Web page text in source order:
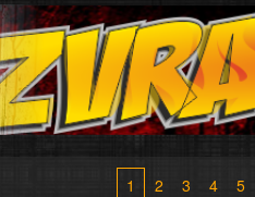
1 2 3 4 5